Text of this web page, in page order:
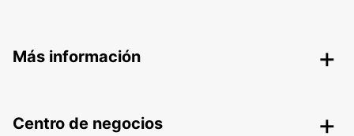
Más información
Centro de negocios